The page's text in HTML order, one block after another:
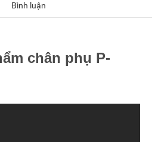
Bình luận
chân phụ P-